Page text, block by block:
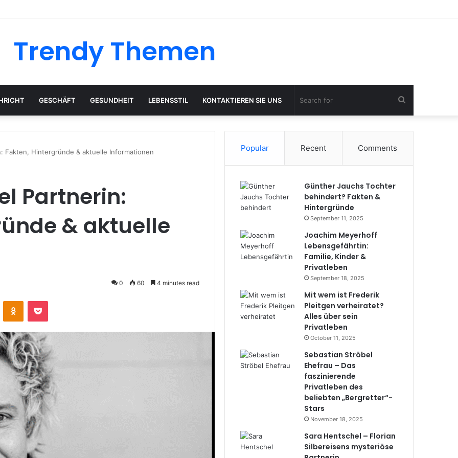
Trendy Themen
GESCHÄFT GESUNDHEIT LEBENSSTIL KONTAKTIEREN SIE UNS Search
for
Fakten, Hintergründe & aktuelle Informationen
Partnerin:
& aktuelle
0 60 4 minutes read
Popular Recent Comments
Günther Jauchs Tochter
behindert? Fakten &
Hintergründe
September 11, 2025
Joachim Meyerhoff
Lebensgefährtin:
Familie, Kinder &
Privatleben
September 18, 2025
Mit wem ist Frederik
Pleitgen verheiratet?
Alles über sein
Privatleben
October 11, 2025
Sebastian Ströbel
Ehefrau – Das
faszinierende
Privatleben des
beliebten „Bergretter“-
Stars
November 18, 2025
Sara Hentschel – Florian
Silbereisens mysteriöse